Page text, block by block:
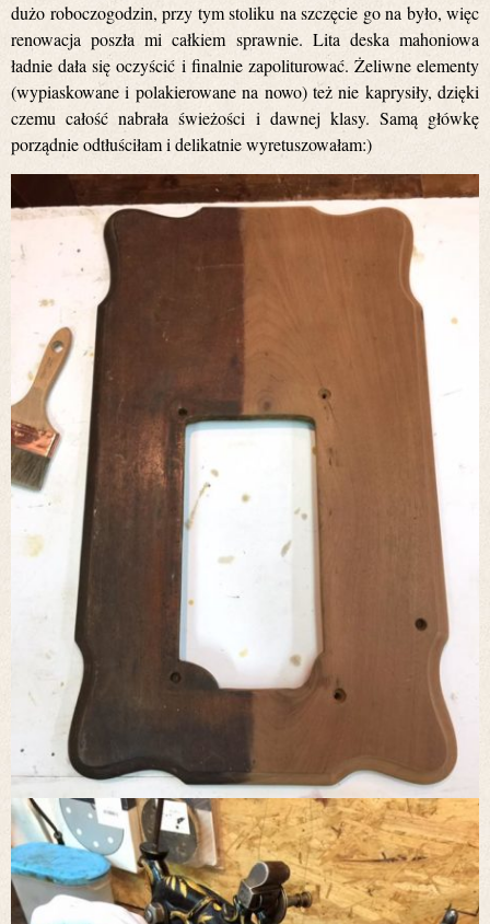
dużo roboczogodzin, przy tym stoliku na szczęcie go na było, więc
renowacja poszła mi całkiem sprawnie. Lita deska mahoniowa
ładnie dała się oczyścić i finalnie zapoliturować. Żeliwne elementy
(wypiaskowane i polakierowane na nowo) też nie kaprysiły, dzięki
czemu całość nabrała świeżości i dawnej klasy. Samą główkę
porządnie odtłuściłam i delikatnie wyretuszowałam:)